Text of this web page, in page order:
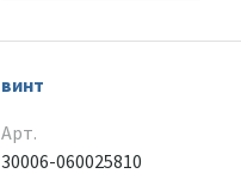
винт
Арт.
30006-060025810